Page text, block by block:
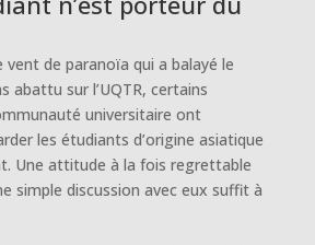
vent de paranoïa qui a balayé le
abattu sur l’UQTR, certains
universitaire ont
les étudiants d’origine asiatique
Une attitude à la fois regrettable
simple discussion avec eux suffit à